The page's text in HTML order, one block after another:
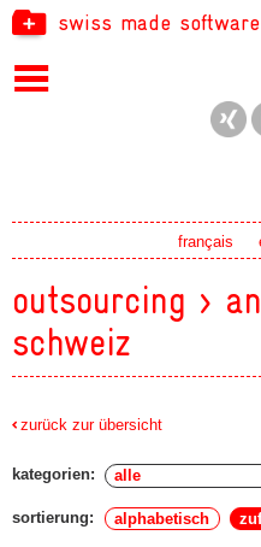
swiss made software
français
outsourcing >
schweiz
zurück zur übersicht
kategorien:
sortierung: alphabetisch